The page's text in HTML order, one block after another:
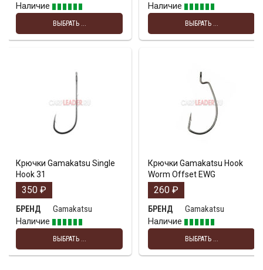
Наличие
ВЫБРАТЬ ...
Наличие
ВЫБРАТЬ ...
Крючки Gamakatsu Single
Hook 31
350 ₽
БРЕНД
Gamakatsu
Наличие
ВЫБРАТЬ ...
Крючки Gamakatsu Hook
Worm Offset EWG
260 ₽
БРЕНД
Gamakatsu
Наличие
ВЫБРАТЬ ...